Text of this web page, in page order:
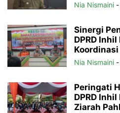
Nia Nismaini -
Sinergi
DPRD
Nia Nismaini -
Peringati
DPRD
Ziarah